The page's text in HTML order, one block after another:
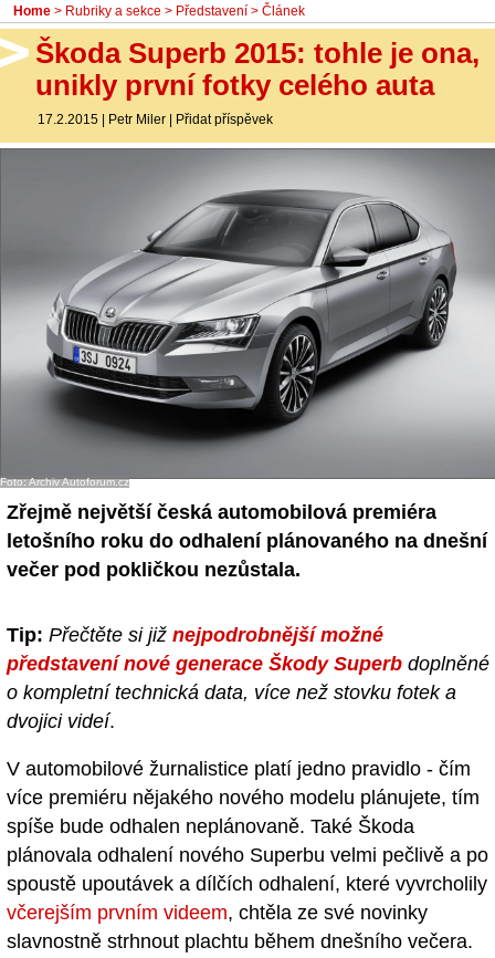
Home > Rubriky a sekce > Představení > Článek
Škoda Superb 2015: tohle je ona,
unikly první fotky celého auta
17.2.2015 | Petr Miler | Přidat příspěvek
Foto: Archiv Autoforum.cz
Zřejmě největší česká automobilová premiéra
letošního roku do odhalení plánovaného na dnešní
večer pod pokličkou nezůstala.
Tip: Přečtěte si již nejpodrobnější možné
představení nové generace Škody Superb doplněné
o kompletní technická data, více než stovku fotek a
dvojici videí.
V automobilové žurnalistice platí jedno pravidlo - čím
více premiéru nějakého nového modelu plánujete, tím
spíše bude odhalen neplánovaně. Také Škoda
plánovala odhalení nového Superbu velmi pečlivě a po
spoustě upoutávek a dílčích odhalení, které vyvrcholily
včerejším prvním videem, chtěla ze své novinky
slavnostně strhnout plachtu během dnešního večera.